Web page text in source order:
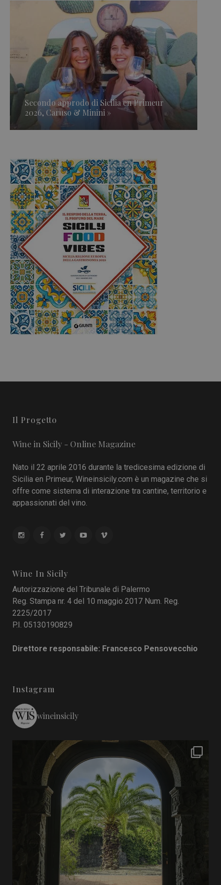
Secondo approdo di Sicilia en Primeur
2026, Caruso & Minini »
Il Progetto
Wine in Sicily - Online Magazine
Nato il 22 aprile 2016 durante la tredicesima edizione di
Sicilia en Primeur, Wineinsicily.com è un magazine che si
offre come sistema di interazione tra cantine, territorio e
appassionati del vino.
Wine In Sicily
Autorizzazione del Tribunale di Palermo
Reg. Stampa nr. 4 del 10 maggio 2017 Num. Reg.
2225/2017
P.I. 05130190829
Direttore responsabile: Francesco Pensovecchio
Instagram
wineinsicily